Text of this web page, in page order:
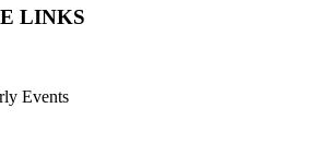
LINKS
Events